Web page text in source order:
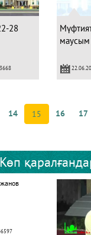
28
3668
маусым
14 15 16 17
Көп